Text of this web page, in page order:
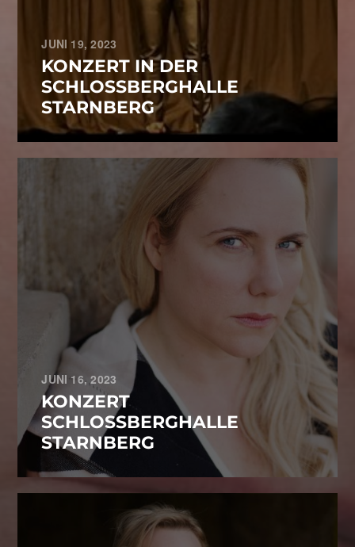
JUNI 19, 2023
KONZERT IN DER
SCHLOSSBERGHALLE
STARNBERG
JUNI 16, 2023
KONZERT
SCHLOSSBERGHALLE
STARNBERG